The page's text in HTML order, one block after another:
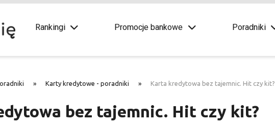
Rankingi Promocje bankowe Poradniki
» Karty kredytowe - poradniki » Karta kredytowa bez tajemnic. Hit czy kit?
bez tajemnic. Hit czy kit?